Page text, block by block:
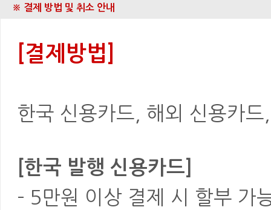
※ 결제 방법 및 취소 안내
[결제방법]
한국 신용카드, 해외 신용카
[한국 발행 신용카드]
- 5만원 이상 결제 시 할부 가